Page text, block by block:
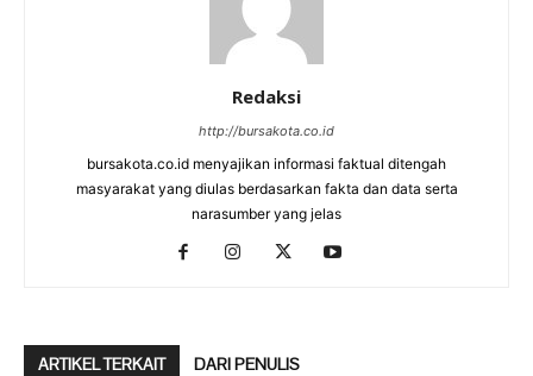
Redaksi
http://bursakota.co.id
bursakota.co.id menyajikan informasi faktual ditengah
masyarakat yang diulas berdasarkan fakta dan data serta
narasumber yang jelas
ARTIKEL TERKAIT DARI PENULIS